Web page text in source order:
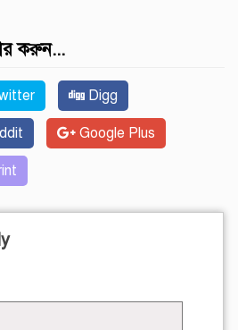
করুন...
Digg
Google Plus